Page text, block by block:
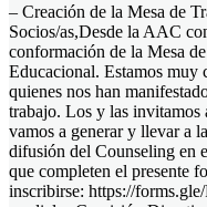
– Creación de la Mesa de
Socios/as,Desde la AAC
conformación de la Mesa
Educacional. Estamos muy
quienes nos han
trabajo. Los y las invitamos
vamos a generar y llevar a
difusión del Counseling en
que completen el presente
inscribirse: https://